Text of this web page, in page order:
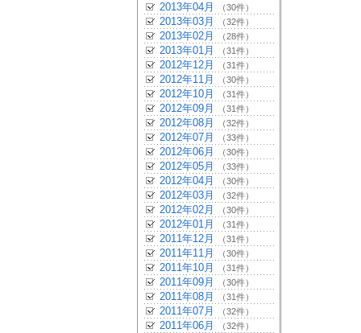
2013年04月 （30件）
2013年03月 （32件）
2013年02月 （28件）
2013年01月 （31件）
2012年12月 （31件）
2012年11月 （30件）
2012年10月 （31件）
2012年09月 （31件）
2012年08月 （32件）
2012年07月 （33件）
2012年06月 （30件）
2012年05月 （33件）
2012年04月 （30件）
2012年03月 （32件）
2012年02月 （30件）
2012年01月 （31件）
2011年12月 （31件）
2011年11月 （30件）
2011年10月 （31件）
2011年09月 （30件）
2011年08月 （31件）
2011年07月 （32件）
2011年06月 （32件）